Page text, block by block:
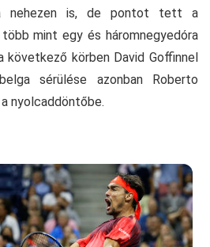
nehezen is, de pontot tett a
mint egy és háromnegyedóra
körben David Goffinnel
sérülése azonban Roberto
nyolcaddöntőbe.